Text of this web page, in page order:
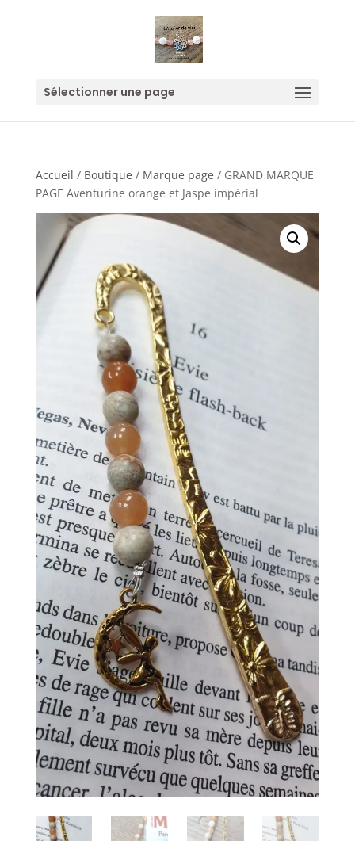
Sélectionner une page
Accueil / Boutique / Marque page / GRAND MARQUE
PAGE Aventurine orange et Jaspe impérial